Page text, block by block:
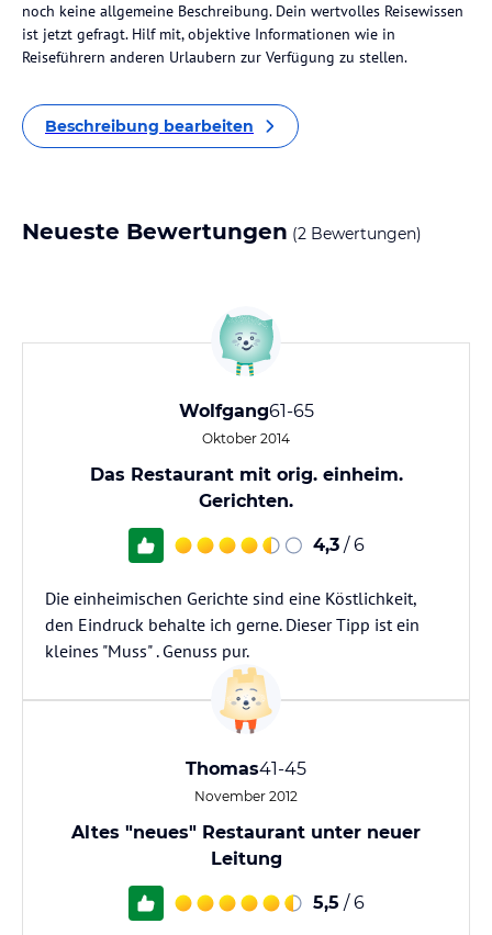
noch keine allgemeine Beschreibung. Dein wertvolles Reisewissen
ist jetzt gefragt. Hilf mit, objektive Informationen wie in
Reiseführern anderen Urlaubern zur Verfügung zu stellen.
Beschreibung bearbeiten
Neueste Bewertungen (2 Bewertungen)
Wolfgang61-65
Oktober 2014
Das Restaurant mit orig. einheim.
Gerichten.
4,3 / 6
Die einheimischen Gerichte sind eine Köstlichkeit,
den Eindruck behalte ich gerne. Dieser Tipp ist ein
kleines "Muss" . Genuss pur.
Thomas41-45
November 2012
Altes "neues" Restaurant unter neuer
Leitung
5,5 / 6